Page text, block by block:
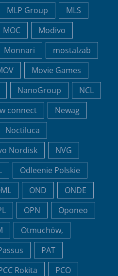
MLP Group
MLS
MOC
Modivo
Monnari
mostalzab
Movie Games
NanoGroup
NCL
connect
Newag
Noctiluca
Nordisk
NVG
Odleenie Polskie
OND
ONDE
OPN
Oponeo
Otmuchów,
PAT
Rokita
PCO